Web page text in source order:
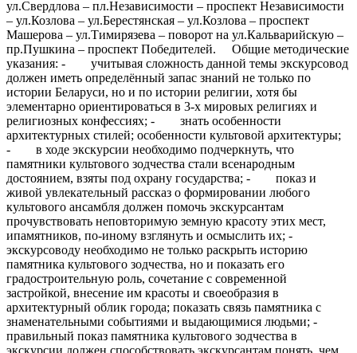
ул.Свердлова – пл.Независимости – проспект Независимости
– ул.Козлова – ул.Берестянская – ул.Козлова – проспект
Машерова – ул.Тимирязева – поворот на ул.Кальварийскую –
пр.Пушкина – проспект Победителей. Общие методические
указания: - учитывая сложность данной темы экскурсовод
должен иметь определённый запас знаний не только по
истории Беларуси, но и по истории религии, хотя бы
элементарно ориентироваться в 3-х мировых религиях и
религиозных конфессиях; - знать особенности
архитектурных стилей; особенности культовой архитектуры;
- в ходе экскурсии необходимо подчеркнуть, что
памятники культового зодчества стали всенародным
достоянием, взяты под охрану государства; - показ и
живой увлекательный рассказ о формировании любого
культового ансамбля должен помочь экскурсантам
прочувствовать неповторимую земную красоту этих мест,
ипамятников, по-иному взглянуть и осмыслить их; -
экскурсоводу необходимо не только раскрыть историю
памятника культового зодчества, но и показать его
градостроительную роль, сочетание с современной
застройкой, внесение им красоты и своеобразия в
архитектурный облик города; показать связь памятника с
знаменательными событиями и выдающимися людьми; -
правильный показ памятника культового зодчества в
экскурсии должен способствовать экскурсантам понять, чем